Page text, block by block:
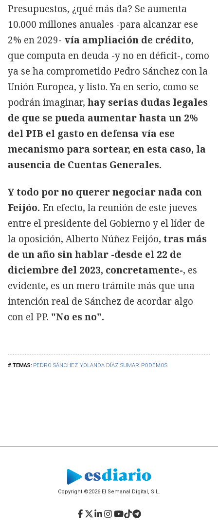
PEDRO SÁNCHEZ YOLANDA DÍAZ SUMAR PODEMOS
Presupuestos, ¿qué más da? Se aumenta
10.000 millones anuales -para alcanzar ese
2% en 2029- vía ampliación de crédito,
que computa en deuda -y no en déficit-, como
ya se ha comprometido Pedro Sánchez con la
Unión Europea, y listo. Ya en serio, como se
podrán imaginar, hay serias dudas legales
de que se pueda aumentar hasta un 2%
del PIB el gasto en defensa vía ese
mecanismo para sortear, en esta caso, la
ausencia de Cuentas Generales.
Y todo por no querer negociar nada con
Feijóo. En efecto, la reunión de este jueves
entre el presidente del Gobierno y el líder de
la oposición, Alberto Núñez Feijóo, tras más
de un año sin hablar -desde el 22 de
diciembre del 2023, concretamente-, es
evidente, es un mero trámite más que una
intención real de Sánchez de acordar algo
con el PP. "No es no".
Copyright ©2026 El Semanal Digital, S.L.
Facebook
Twitter
LinkedIn
Instagram
YouTube
TikTok
Telegram